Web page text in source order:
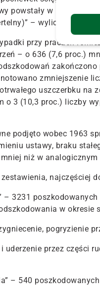
powstały w
” – wyliczono w
przy pracach
– o 636 (7,6 proc.)
zmniejszenie
uszczerbku
o 3 (10,3 proc.) liczby
podjęto wobec 1963
ustawy, braku
niż w analogicznym
najczęściej
– 3231
w okresie
pogryzienie
uderzenie przez części
– 540